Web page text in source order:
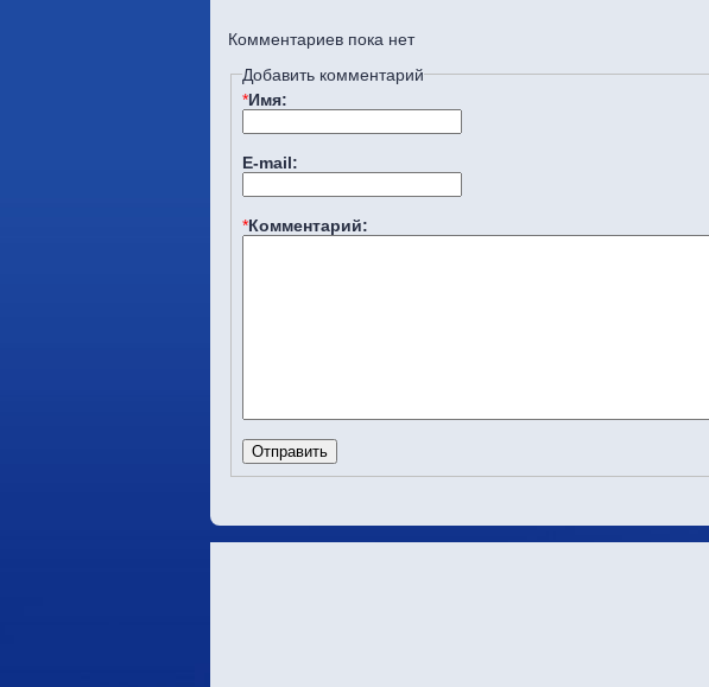
Комментариев пока нет
Добавить комментарий
*Имя:
E-mail:
*Комментарий: